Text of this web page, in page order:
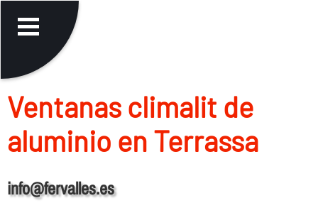
Ventanas climalit de
aluminio en Terrassa
info@fervalles.es